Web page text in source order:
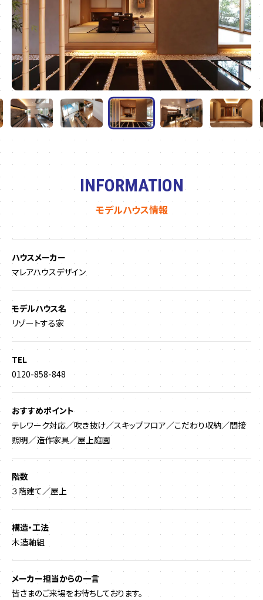
INFORMATION
モデルハウス情報
ハウスメーカー
マレアハウスデザイン
モデルハウス名
リゾートする家
TEL
0120-858-848
おすすめポイント
テレワーク対応／吹き抜け／スキップフロア／こだわり収納／間接
照明／造作家具／屋上庭園
階数
３階建て／屋上
構造・工法
木造軸組
メーカー担当からの一言
皆さまのご来場をお待ちしております。